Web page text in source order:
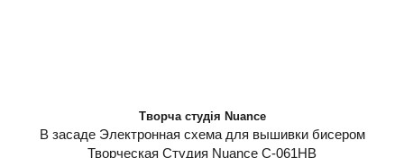
Творча студія Nuance
В засаде Электронная схема для вышивки бисером
Творческая Студия Nuance С-061НВ